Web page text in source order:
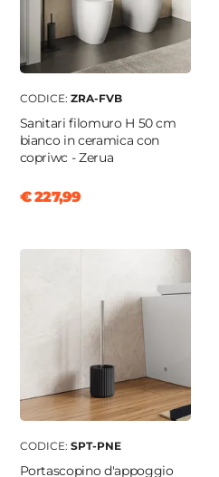
CODICE: ZRA-FVB
Sanitari filomuro H 50 cm
bianco in ceramica con
copriwc - Zerua
€ 227,99
CODICE: SPT-PNE
Portascopino d'appoggio